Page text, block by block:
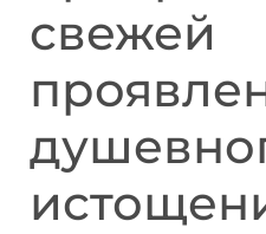
свежей